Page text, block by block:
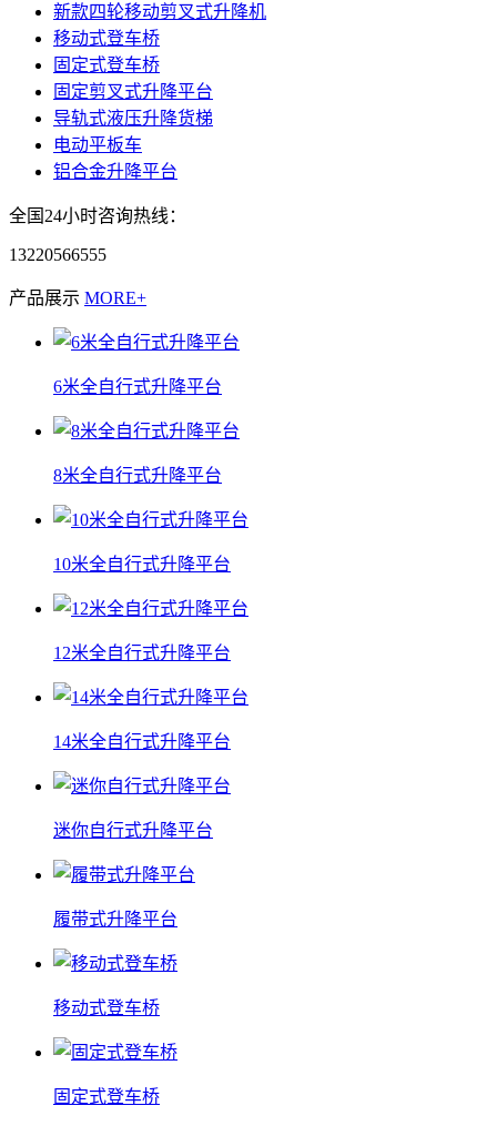
新款四轮移动剪叉式升降机
移动式登车桥
固定式登车桥
固定剪叉式升降平台
导轨式液压升降货梯
电动平板车
铝合金升降平台
全国24小时咨询热线：
13220566555
产品展示 MORE+
6米全自行式升降平台
8米全自行式升降平台
10米全自行式升降平台
12米全自行式升降平台
14米全自行式升降平台
迷你自行式升降平台
履带式升降平台
移动式登车桥
固定式登车桥